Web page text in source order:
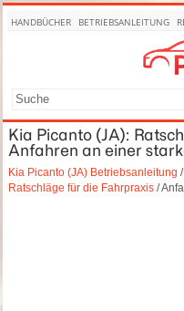
HANDBÜCHER BETRIEBSANLEITUNG
Kia Picanto (JA):
Anfahren an einer
Kia Picanto (JA) Betriebsanleitung /
Ratschläge für die Fahrpraxis /